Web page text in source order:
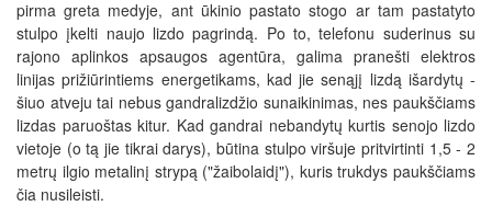
pirma greta medyje, ant ūkinio pastato stogo ar tam pastatyto
stulpo įkelti naujo lizdo pagrindą. Po to, telefonu suderinus su
rajono aplinkos apsaugos agentūra, galima pranešti elektros
linijas prižiūrintiems energetikams, kad jie senąjį lizdą išardytų -
šiuo atveju tai nebus gandralizdžio sunaikinimas, nes paukščiams
lizdas paruoštas kitur. Kad gandrai nebandytų kurtis senojo lizdo
vietoje (o tą jie tikrai darys), būtina stulpo viršuje pritvirtinti 1,5 - 2
metrų ilgio metalinį strypą ("žaibolaidį"), kuris trukdys paukščiams
čia nusileisti.